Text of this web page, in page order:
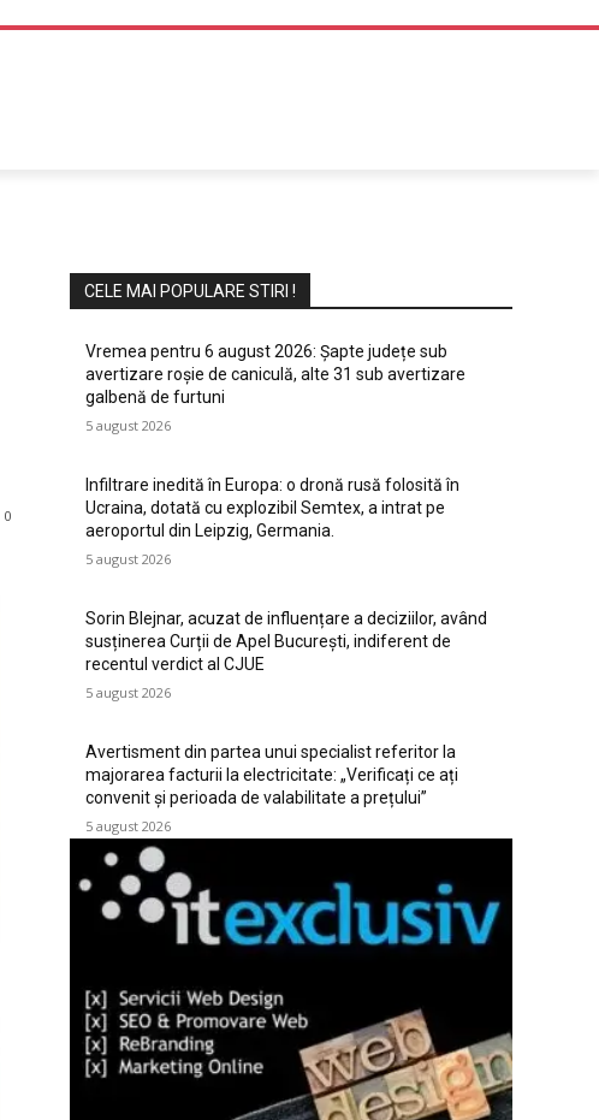
0
CELE MAI POPULARE STIRI !
Vremea pentru 6 august 2026: Șapte județe sub
avertizare roșie de caniculă, alte 31 sub avertizare
galbenă de furtuni
5 august 2026
Infiltrare inedită în Europa: o dronă rusă folosită în
Ucraina, dotată cu explozibil Semtex, a intrat pe
aeroportul din Leipzig, Germania.
5 august 2026
Sorin Blejnar, acuzat de influențare a deciziilor, având
susținerea Curții de Apel București, indiferent de
recentul verdict al CJUE
5 august 2026
Avertisment din partea unui specialist referitor la
majorarea facturii la electricitate: „Verificați ce ați
convenit și perioada de valabilitate a prețului”
5 august 2026